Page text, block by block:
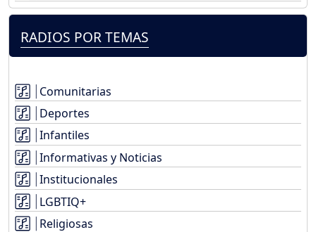
RADIOS POR TEMAS
Comunitarias
Deportes
Infantiles
Informativas y Noticias
Institucionales
LGBTIQ+
Religiosas